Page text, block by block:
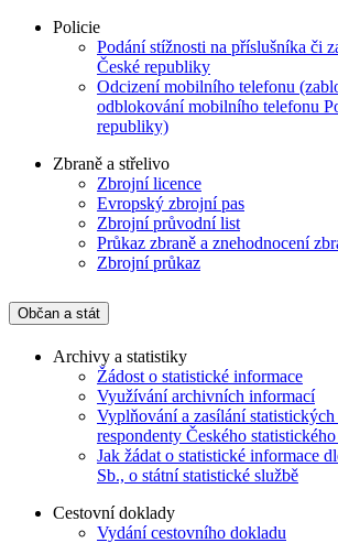
Policie
Podání stížnosti na příslušníka či
České republiky
Odcizení mobilního telefonu
odblokování mobilního telefonu
republiky)
Zbraně a střelivo
Zbrojní licence
Evropský zbrojní pas
Zbrojní průvodní list
Průkaz zbraně a znehodnocení
Zbrojní průkaz
Občan a stát
Archivy a statistiky
Žádost o statistické informace
Využívání archivních informací
Vyplňování a zasílání
respondenty Českého
Jak žádat o statistické informace
Sb., o státní statistické službě
Cestovní doklady
Vydání cestovního dokladu